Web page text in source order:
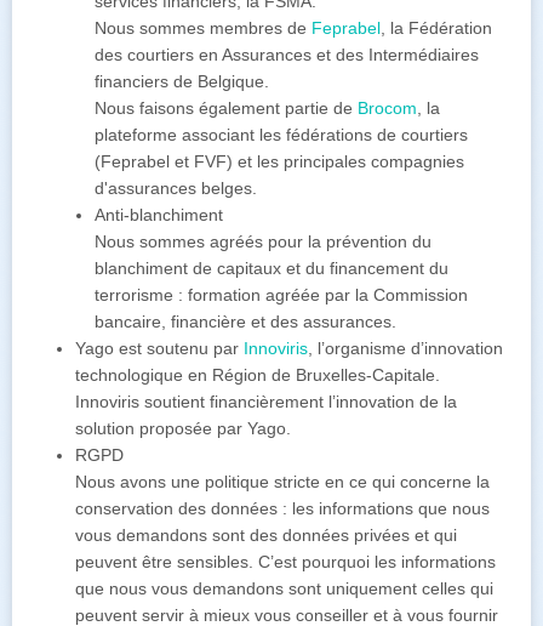
Nous sommes membres de Feprabel , la Fédération
des courtiers en Assurances et des Intermédiaires
financiers de Belgique.
Nous faisons également partie de Brocom , la
plateforme associant les fédérations de courtiers
(Feprabel et FVF) et les principales compagnies
d'assurances belges.
Anti-blanchiment
Nous sommes agréés pour la prévention du
blanchiment de capitaux et du financement du
terrorisme : formation agréée par la Commission
bancaire, financière et des assurances.
Yago est soutenu par Innoviris , l’organisme d’innovation
technologique en Région de Bruxelles-Capitale.
Innoviris soutient financièrement l’innovation de la
solution proposée par Yago.
RGPD
Nous avons une politique stricte en ce qui concerne la
conservation des données : les informations que nous
vous demandons sont des données privées et qui
peuvent être sensibles. C’est pourquoi les informations
que nous vous demandons sont uniquement celles qui
peuvent servir à mieux vous conseiller et à vous fournir